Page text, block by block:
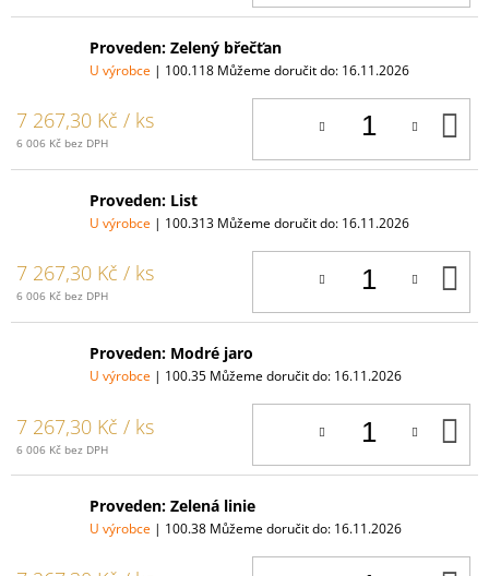
Proveden: Zelený břečťan
U výrobce | 100.118 Můžeme doručit do: 16.11.2026
7 267,30 Kč / ks
6 006 Kč bez DPH
Proveden: List
U výrobce | 100.313 Můžeme doručit do: 16.11.2026
7 267,30 Kč / ks
6 006 Kč bez DPH
Proveden: Modré jaro
U výrobce | 100.35 Můžeme doručit do: 16.11.2026
7 267,30 Kč / ks
6 006 Kč bez DPH
Proveden: Zelená linie
U výrobce | 100.38 Můžeme doručit do: 16.11.2026